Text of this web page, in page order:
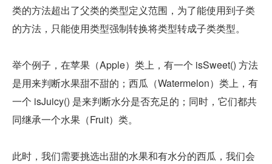
类的方法超出了父类的类型定义范围，为了能使用到子类
的方法，只能使用类型强制转换将类型转成子类类型。
举个例子，在苹果（Apple）类上，有一个 isSweet() 方法
是用来判断水果甜不甜的；西瓜（Watermelon）类上，有
一个 isJuicy() 是来判断水分是否充足的；同时，它们都共
同继承一个水果（Fruit）类。
此时，我们需要挑选出甜的水果和有水分的西瓜，我们会